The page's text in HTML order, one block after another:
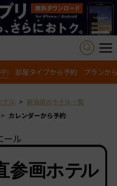
部屋タイプから予約 プランか
テル
新潟県のホテル一覧
カレンダーから予約
ール